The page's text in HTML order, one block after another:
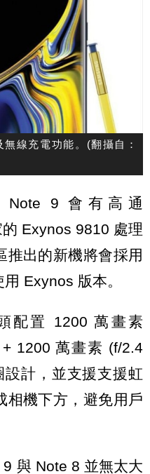
線充電功能。(翻攝自：
9 會有高通
Exynos 9810 處理
推出的新機將會採用
Exynos 版本。
配置 1200 萬畫素
1200 萬畫素 (f/2.4
計，並支援支援虹
相機下方，避免用戶
與 Note 8 並無太大